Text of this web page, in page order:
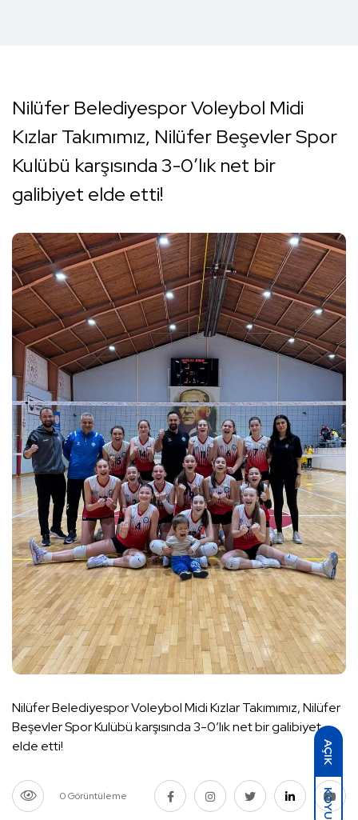
AÇIK
KOYU
Nilüfer Belediyespor Voleybol Midi
Kızlar Takımımız, Nilüfer Beşevler Spor
Kulübü karşısında 3-0’lık net bir
galibiyet elde etti!
Nilüfer Belediyespor Voleybol Midi Kızlar Takımımız, Nilüfer
Beşevler Spor Kulübü karşısında 3-0’lık net bir galibiyet
elde etti!
0 Görüntüleme